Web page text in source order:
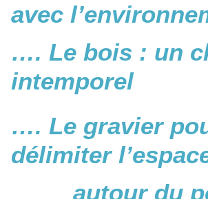
avec
…. Le bois : un
intemporel
…. Le gravier
délimiter
autour du